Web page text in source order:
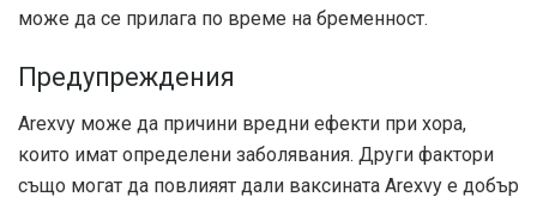
може да се прилага по време на бременност.
Предупреждения
Arexvy може да причини вредни ефекти при хора,
които имат определени заболявания. Други фактори
също могат да повлияят дали ваксината Arexvy е добър